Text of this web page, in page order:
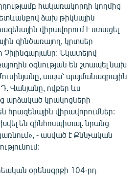
կայքերը
հակառակորդի կողմից
ձախ թիկնային
վիրավորում է ստացել
զինծառայող, կրտսեր
Նկատելով
օգնության են շտապել նախ
ապա՝ պայմանագրային
Վանյանը, ովքեր ևս
արձակած կրակոցների
հրազենային վիրավորումներ:
են զինհոսպիտալ. նրանց
- ասված է Քննչական
օրենսգրքի 104-րդ